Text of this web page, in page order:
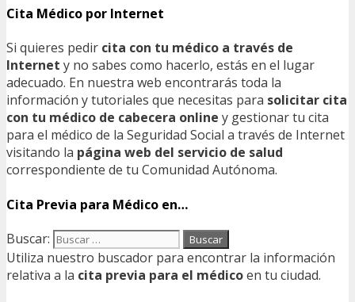
Cita Médico por Internet
Si quieres pedir cita con tu médico a través de
Internet y no sabes como hacerlo, estás en el lugar
adecuado. En nuestra web encontrarás toda la
información y tutoriales que necesitas para solicitar cita
con tu médico de cabecera online y gestionar tu cita
para el médico de la Seguridad Social a través de Internet
visitando la página web del servicio de salud
correspondiente de tu Comunidad Autónoma.
Cita Previa para Médico en…
Buscar:
Utiliza nuestro buscador para encontrar la información
relativa a la cita previa para el médicoen tu ciudad.